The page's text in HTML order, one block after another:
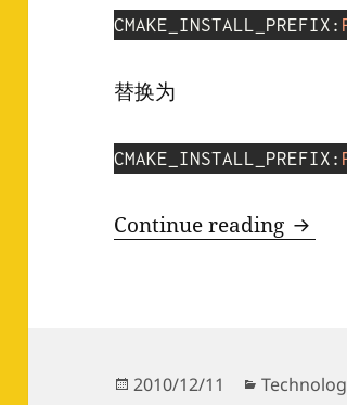
CMAKE_INSTALL_PREFIX:
替换为
CMAKE_INSTALL_PREFIX:
Continue reading 找回
Posted
2010/12/11